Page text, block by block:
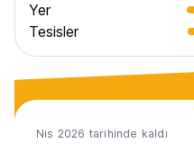
Yer
Tesisler
Nis 2026 tarihinde kaldı